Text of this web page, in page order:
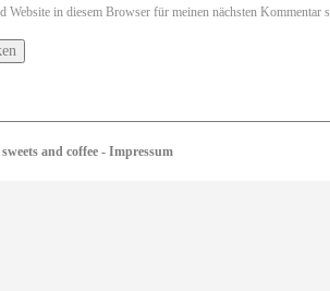
Website in diesem Browser für meinen nächsten Kommentar
and coffee - Impressum